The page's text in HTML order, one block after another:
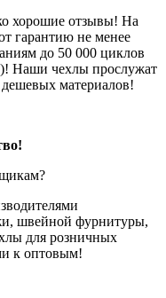
хорошие отзывы! На
гарантию не менее
до 50 000 циклов
Наши чехлы прослужат
материалов!
швейной фурнитуры,
для розничных
к оптовым!